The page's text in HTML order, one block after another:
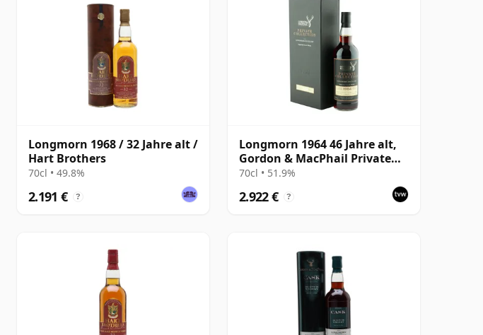
Longmorn 1968 / 32 Jahre alt /
Hart Brothers
70cl • 49.8%
2.191 € ?
Longmorn 1964 46 Jahre alt,
Gordon & MacPhail Private
Collection
70cl • 51.9%
2.922 € ?